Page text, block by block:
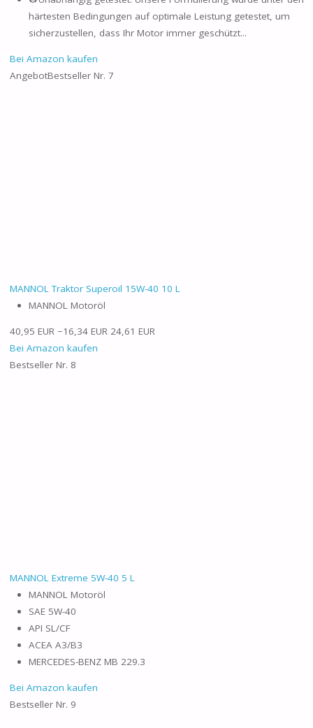
härtesten Bedingungen auf optimale Leistung getestet, um
sicherzustellen, dass Ihr Motor immer geschützt...
Bei Amazon kaufen
AngebotBestseller Nr. 7
MANNOL Traktor Superoil 15W-40 10 L
MANNOL Motoröl
40,95 EUR −16,34 EUR 24,61 EUR
Bei Amazon kaufen
Bestseller Nr. 8
MANNOL Extreme 5W-40 5 L
MANNOL Motoröl
SAE 5W-40
API SL/CF
ACEA A3/B3
MERCEDES-BENZ MB 229.3
Bei Amazon kaufen
Bestseller Nr. 9